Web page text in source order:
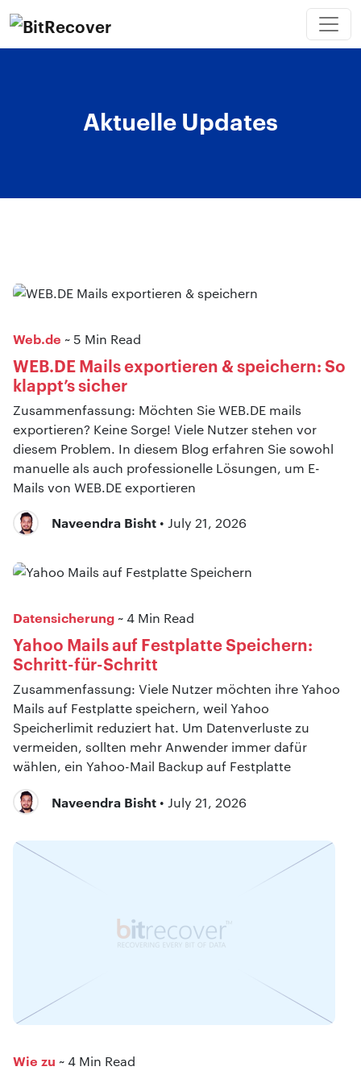
Aktuelle Updates
Web.de ~ 5 Min Read
WEB.DE Mails exportieren & speichern: So
klappt’s sicher
Zusammenfassung: Möchten Sie WEB.DE mails
exportieren? Keine Sorge! Viele Nutzer stehen vor
diesem Problem. In diesem Blog erfahren Sie sowohl
manuelle als auch professionelle Lösungen, um E-
Mails von WEB.DE exportieren
Naveendra Bisht • July 21, 2026
Datensicherung ~ 4 Min Read
Yahoo Mails auf Festplatte Speichern:
Schritt-für-Schritt
Zusammenfassung: Viele Nutzer möchten ihre Yahoo
Mails auf Festplatte speichern, weil Yahoo
Speicherlimit reduziert hat. Um Datenverluste zu
vermeiden, sollten mehr Anwender immer dafür
wählen, ein Yahoo-Mail Backup auf Festplatte
Naveendra Bisht • July 21, 2026
Wie zu ~ 4 Min Read